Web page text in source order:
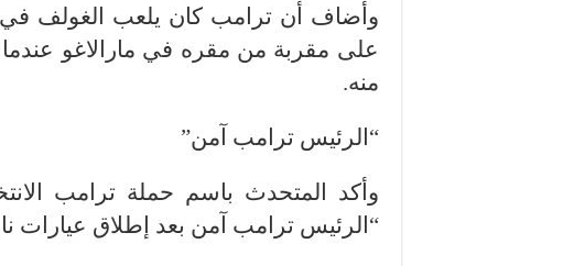
وأضاف أن ترامب كان يلعب الغولف في
على مقربة من مقره في مارالاغو
منه.
“الرئيس ترامب آمن”
وأكد المتحدث باسم حملة ترامب
“الرئيس ترامب آمن بعد إطلاق عيارات